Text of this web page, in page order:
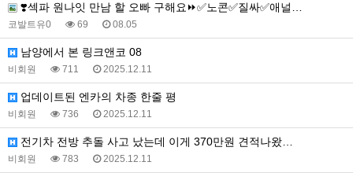
❣️섹파 원나잇 만남 할 오빠 구해요⏩✅노콘✅질싸✅애널…
코발트유0 69 08.05
남양에서 본 링크앤코 08
비회원 711 2025.12.11
업데이트된 엔카의 차종 한줄 평
비회원 736 2025.12.11
전기차 전방 추돌 사고 났는데 이게 370만원 견적나왔…
비회원 783 2025.12.11